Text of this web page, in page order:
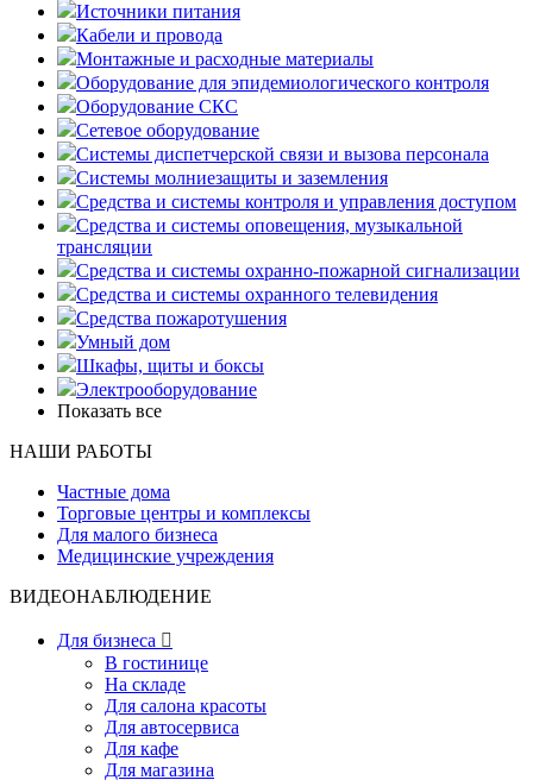
Источники питания
Кабели и провода
Монтажные и расходные материалы
Оборудование для эпидемиологического контроля
Оборудование СКС
Сетевое оборудование
Системы диспетчерской связи и вызова персонала
Системы молниезащиты и заземления
Средства и системы контроля и управления доступом
Средства и системы оповещения, музыкальной
трансляции
Средства и системы охранно-пожарной сигнализации
Средства и системы охранного телевидения
Средства пожаротушения
Умный дом
Шкафы, щиты и боксы
Электрооборудование
Показать все
НАШИ РАБОТЫ
Частные дома
Торговые центры и комплексы
Для малого бизнеса
Медицинские учреждения
ВИДЕОНАБЛЮДЕНИЕ
Для бизнеса 
В гостинице
На складе
Для салона красоты
Для автосервиса
Для кафе
Для магазина